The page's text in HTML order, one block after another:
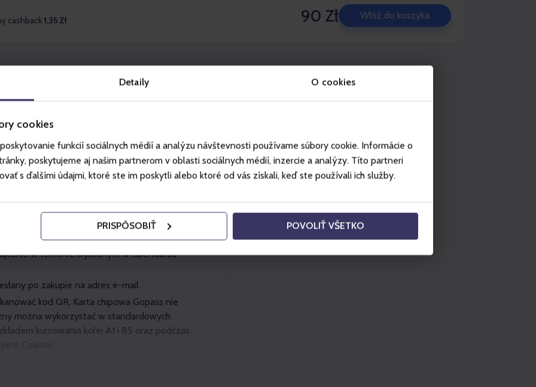
Detaily O cookies
cookies
funkcií sociálnych médií a analýzu návštevnosti používame súbory cookie. Informácie o
poskytujeme aj našim partnerom v oblasti sociálnych médií, inzercie a analýzy. Títo partneri
s ďalšími údajmi, ktoré ste im poskytli alebo ktoré od vás získali, keď ste používali ich služby.
PRISPÔSOBIŤ POVOLIŤ VŠETKO
cashback 1,35 Zł 90 Zł Włóż do koszyka
+ Salamandra Alpine
w dół koleją gondolową (A1) ORAZ
a także jednego przejazdu kolejką
Hala Skrzyczeńska. Kanapa (B5)
Kopa.
przejazd kolejami należy wykorzystać w
w terminie wybranym w kalendarzu
po zakupie na adres e-mail.
kod QR. Karta chipowa Gopass nie
można wykorzystać w standardowych
kursowania kolei A1 i B5 oraz podczas
Szczyrk